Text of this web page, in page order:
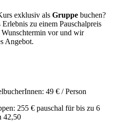
exklusiv als Gruppe buchen?
zu einem Pauschalpreis
Wunschtermin vor und wir
Angebot.
49 € / Person
255 € pauschal für bis zu 6
42,50